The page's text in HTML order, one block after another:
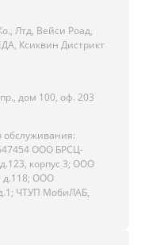
Лтд, Вейси Роад,
Ксиквин Дистрикт
дом 100, оф. 203
обслуживания:
ООО БРСЦ-
корпус 3; ООО
д.118; ООО
ЧТУП МобиЛАБ,